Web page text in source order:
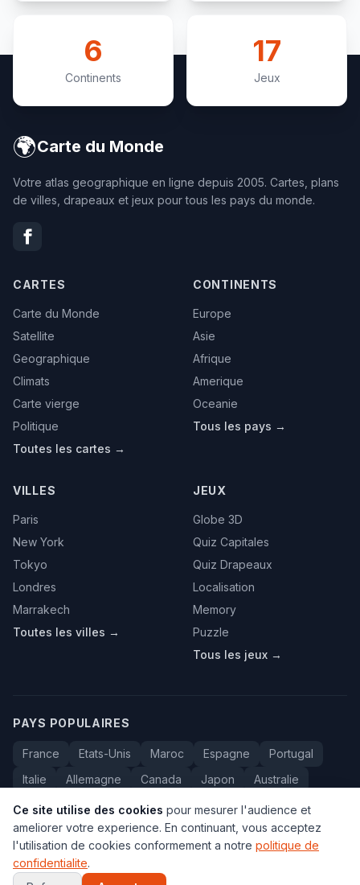
6
Continents
17
Jeux
🌍Carte du Monde
Votre atlas geographique en ligne depuis 2005. Cartes, plans
de villes, drapeaux et jeux pour tous les pays du monde.
CARTES
Carte du Monde
Satellite
Geographique
Climats
Carte vierge
Politique
Toutes les cartes →
CONTINENTS
Europe
Asie
Afrique
Amerique
Oceanie
Tous les pays →
VILLES
Paris
New York
Tokyo
Londres
Marrakech
Toutes les villes →
JEUX
Globe 3D
Quiz Capitales
Quiz Drapeaux
Localisation
Memory
Puzzle
Tous les jeux →
PAYS POPULAIRES
France Etats-Unis Maroc Espagne
Portugal
Italie
Allemagne Canada Japon
Australie
Bresil
Algerie Tunisie Belgique Drapeaux
© 2005-2026 Carte du Monde. Tous droits reserves.
•Contact Confidentialite
Ce site utilise des cookies pour mesurer l'audience et
ameliorer votre experience. En continuant, vous acceptez
l'utilisation de cookies conformement a notre politique de
confidentialite.